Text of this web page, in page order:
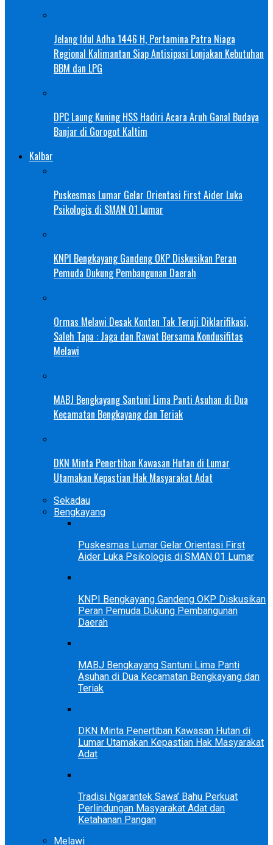
Jelang Idul Adha 1446 H, Pertamina Patra Niaga
Regional Kalimantan Siap Antisipasi Lonjakan Kebutuhan
BBM dan LPG
DPC Laung Kuning HSS Hadiri Acara Aruh Ganal Budaya
Banjar di Gorogot Kaltim
Kalbar
Puskesmas Lumar Gelar Orientasi First Aider Luka
Psikologis di SMAN 01 Lumar
KNPI Bengkayang Gandeng OKP Diskusikan Peran
Pemuda Dukung Pembangunan Daerah
Ormas Melawi Desak Konten Tak Teruji Diklarifikasi,
Saleh Tapa : Jaga dan Rawat Bersama Kondusifitas
Melawi
MABJ Bengkayang Santuni Lima Panti Asuhan di Dua
Kecamatan Bengkayang dan Teriak
DKN Minta Penertiban Kawasan Hutan di Lumar
Utamakan Kepastian Hak Masyarakat Adat
Sekadau
Bengkayang
Puskesmas Lumar Gelar Orientasi First
Aider Luka Psikologis di SMAN 01 Lumar
KNPI Bengkayang Gandeng OKP Diskusikan
Peran Pemuda Dukung Pembangunan
Daerah
MABJ Bengkayang Santuni Lima Panti
Asuhan di Dua Kecamatan Bengkayang dan
Teriak
DKN Minta Penertiban Kawasan Hutan di
Lumar Utamakan Kepastian Hak Masyarakat
Adat
Tradisi Ngarantek Sawa’ Bahu Perkuat
Perlindungan Masyarakat Adat dan
Ketahanan Pangan
Melawi